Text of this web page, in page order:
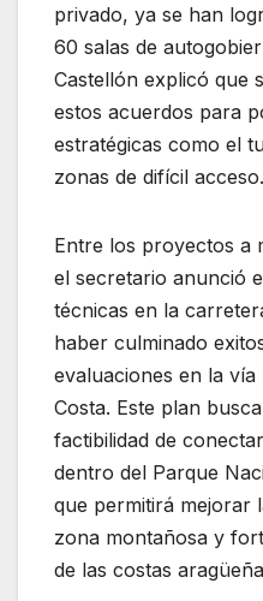
privado, ya se han
60 salas de
Castellón explicó que
estos acuerdos para
estratégicas como el
zonas de difícil acceso.
Entre los proyectos a
el secretario anunció
técnicas en la
haber culminado
evaluaciones en la
Costa. Este plan
factibilidad de
dentro del Parque
que permitirá mejorar
zona montañosa y
de las costas